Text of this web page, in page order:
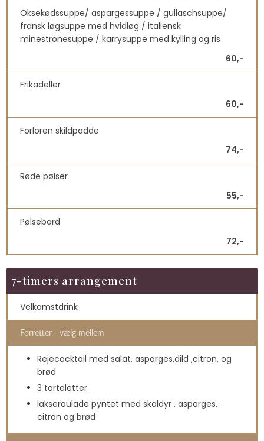
Oksekødssuppe/ aspargessuppe / gullaschsuppe/
fransk løgsuppe med hvidløg / italiensk
minestronesuppe / karrysuppe med kylling og ris
60,-
Frikadeller
60,-
Forloren skildpadde
74,-
Røde pølser
55,-
Pølsebord
72,-
7-timers arrangement
Velkomstdrink
Forretter - vælg mellem
Rejecocktail med salat, asparges,dild ,citron, og
brød
3 tarteletter
lakseroulade pyntet med skaldyr , asparges,
citron og brød